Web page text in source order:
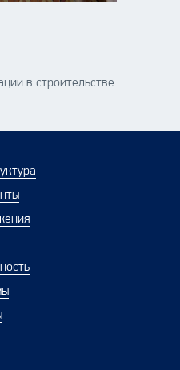
в строительстве